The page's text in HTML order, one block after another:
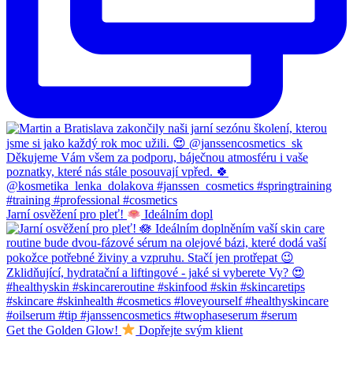
Jarní osvěžení pro pleť! Ideálním dopl
Get the Golden Glow! Dopřejte svým klient